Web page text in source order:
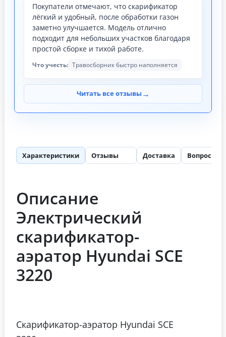
Покупатели отмечают, что скарификатор
лёгкий и удобный, после обработки газон
заметно улучшается. Модель отлично
подходит для небольших участков благодаря
простой сборке и тихой работе.
Что учесть: Травосборник быстро наполняется
Читать все отзывы →
Характеристики Отзывы Доставка Вопросы
Описание
Электрический
скарификатор-
аэратор Hyundai SCE
3220
Скарификатор-аэратор Hyundai SCE